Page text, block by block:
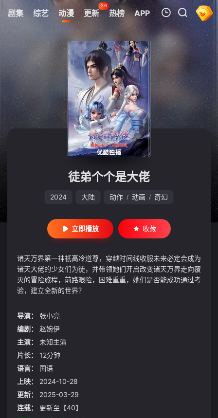
剧集 综艺 动漫 更新
36
热榜 APP
我的观影记录
暂无观看影片的记录
徒弟个个是大佬
2024 大陆 动作 / 动画 / 奇幻
立即播放 收藏
诸天万界第一神祇高冷道尊，穿越时间线收服未来必定会成为
诸天大佬的少女们为徒，并带领她们开启改变诸天万界走向覆
灭的冒险旅程，前路艰险，困难重重，她们是否能成功通过考
验，建立全新的世界？
导演：
张小亮
编剧：
赵婉伊
主演：
未知主演
片长：
12分钟
语言：
国语
上映：
2024-10-28
更新：
2025-03-29
连载：
更新至【40】